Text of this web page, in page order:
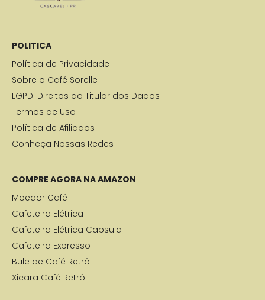
POLITICA
Política de Privacidade
Sobre o Café Sorelle
LGPD: Direitos do Titular dos Dados
Termos de Uso
Política de Afiliados
Conheça Nossas Redes
COMPRE AGORA NA AMAZON
Moedor Café
Cafeteira Elétrica
Cafeteira Elétrica Capsula
Cafeteira Expresso
Bule de Café Retrô
Xicara Café Retrô